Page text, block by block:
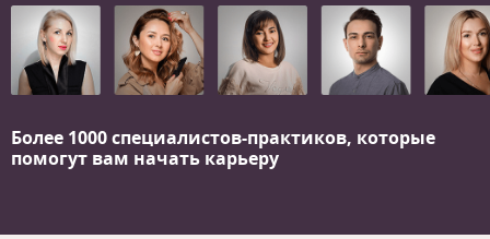
Более 1000 специалистов-практиков, которые
помогут вам начать карьеру